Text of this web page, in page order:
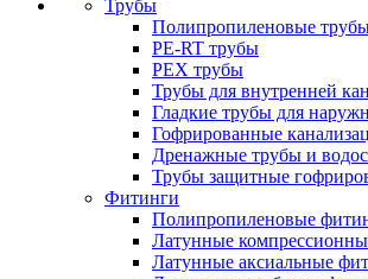
Трубы
Полипропиленовые
PE-RT трубы
PEX трубы
Трубы для внутренней
Гладкие трубы для
Гофрированные
Дренажные трубы и
Трубы защитные
Фитинги
Полипропиленовые
Латунные
Латунные аксиальные